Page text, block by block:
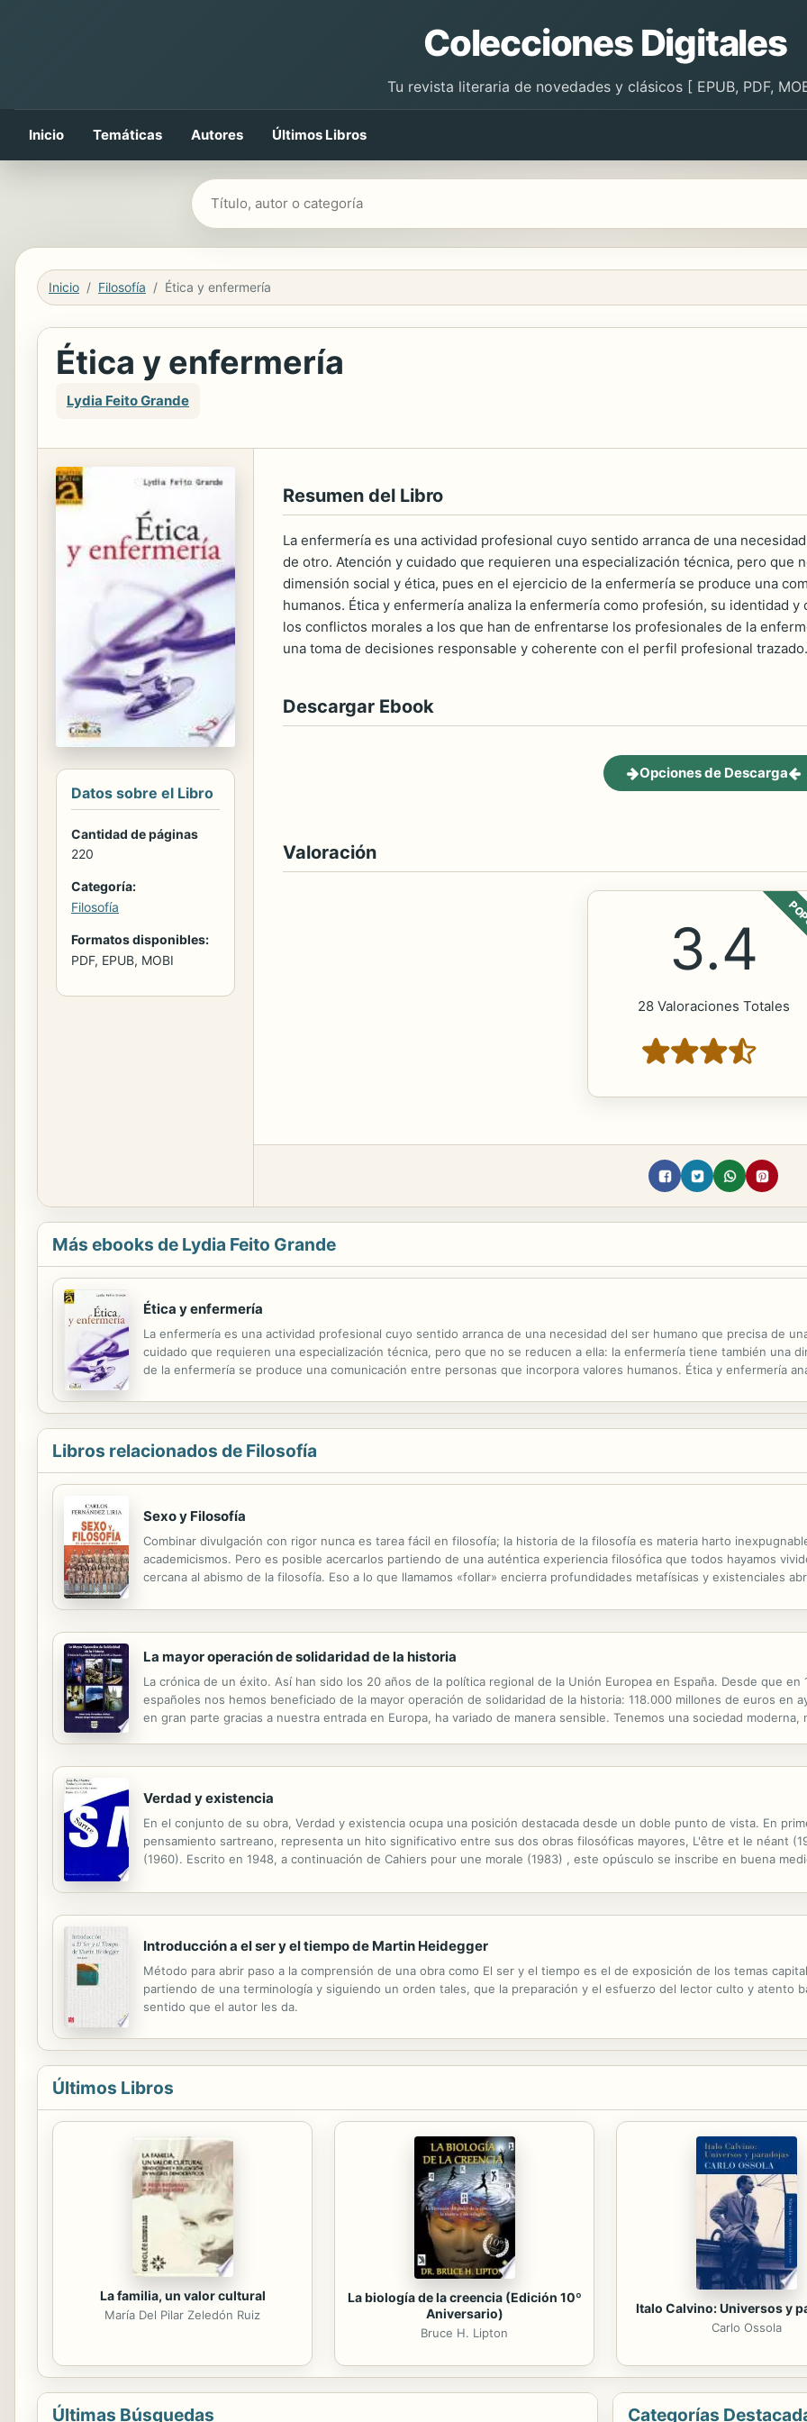
Colecciones Digitales
Tu revista literaria de novedades y clásicos [ EPUB, PDF,
Inicio Temáticas Autores Últimos Libros
Buscar libros
Inicio Filosofía Ética y enfermería
Ética y enfermería
Lydia Feito Grande
Datos sobre el Libro
Cantidad de páginas
220
Categoría:
Filosofía
Formatos disponibles:
PDF, EPUB, MOBI
Resumen del Libro
La enfermería es una actividad profesional cuyo sentido arranca de una
de otro. Atención y cuidado que requieren una especialización técnica, pero que
dimensión social y ética, pues en el ejercicio de la enfermería se produce una
humanos. Ética y enfermería analiza la enfermería como profesión, su identidad
los conflictos morales a los que han de enfrentarse los profesionales de la
una toma de decisiones responsable y coherente con el perfil profesional trazado.
Descargar Ebook
Opciones de Descarga
Valoración
3.4
28 Valoraciones Totales
Más ebooks de Lydia Feito Grande
Ética y enfermería
La enfermería es una actividad profesional cuyo sentido arranca de una necesidad del ser humano que precisa de
cuidado que requieren una especialización técnica, pero que no se reducen a ella: la enfermería tiene también una
de la enfermería se produce una comunicación entre personas que incorpora valores humanos. Ética y enfermería
Libros relacionados de Filosofía
Sexo y Filosofía
Combinar divulgación con rigor nunca es tarea fácil en filosofía; la historia de la filosofía es materia harto
academicismos. Pero es posible acercarlos partiendo de una auténtica experiencia filosófica que todos hayamos
cercana al abismo de la filosofía. Eso a lo que llamamos «follar» encierra profundidades metafísicas y existenciales
La mayor operación de solidaridad de la historia
La crónica de un éxito. Así han sido los 20 años de la política regional de la Unión Europea en España. Desde que
españoles nos hemos beneficiado de la mayor operación de solidaridad de la historia: 118.000 millones de euros en
en gran parte gracias a nuestra entrada en Europa, ha variado de manera sensible. Tenemos una sociedad
Verdad y existencia
En el conjunto de su obra, Verdad y existencia ocupa una posición destacada desde un doble punto de vista. En
pensamiento sartreano, representa un hito significativo entre sus dos obras filosóficas mayores, L'être et le néant
(1960). Escrito en 1948, a continuación de Cahiers pour une morale (1983) , este opúsculo se inscribe en buena
Introducción a el ser y el tiempo de Martin Heidegger
Método para abrir paso a la comprensión de una obra como El ser y el tiempo es el de exposición de los temas
partiendo de una terminología y siguiendo un orden tales, que la preparación y el esfuerzo del lector culto y atento
sentido que el autor les da.
Últimos Libros
La familia, un valor cultural
María Del Pilar Zeledón Ruiz
La biología de la creencia (Edición 10º
Aniversario)
Bruce H. Lipton
Italo Calvino: Universos y
Carlo Ossola
Últimas Búsquedas Categorías